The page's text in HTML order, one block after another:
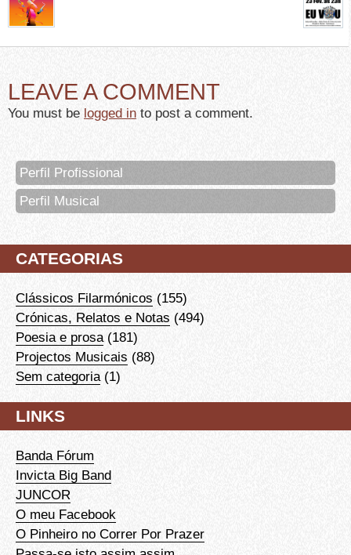
LEAVE A COMMENT
You must be logged in to post a comment.
Perfil Profissional
Perfil Musical
CATEGORIAS
Clássicos Filarmónicos (155)
Crónicas, Relatos e Notas (494)
Poesia e prosa (181)
Projectos Musicais (88)
Sem categoria (1)
LINKS
Banda Fórum
Invicta Big Band
JUNCOR
O meu Facebook
O Pinheiro no Correr Por Prazer